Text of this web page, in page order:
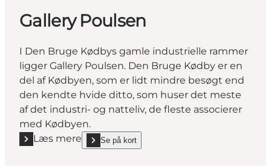
Gallery Poulsen
I Den Bruge Kødbys gamle industrielle rammer
ligger Gallery Poulsen. Den Bruge Kødby er en
del af Kødbyen, som er lidt mindre besøgt end
den kendte hvide ditto, som huser det meste
af det industri- og natteliv, de fleste associerer
med Kødbyen.
Læs mere
Læs mere "Gallery Poulsen"
Se på kort
show Gallery Poulsen on_map